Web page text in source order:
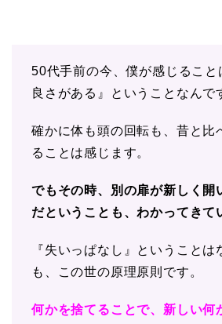
50代手前の今、僕が感じること
良さがある』ということなんで
確かに体も頭の回転も、昔と比
ることは感じます。
でもその時、別の扉が新しく開
だということも、わかってきて
『失いっぱなし』ということは
も、この世の原理原則です。
何かを捨てることで、新しい何